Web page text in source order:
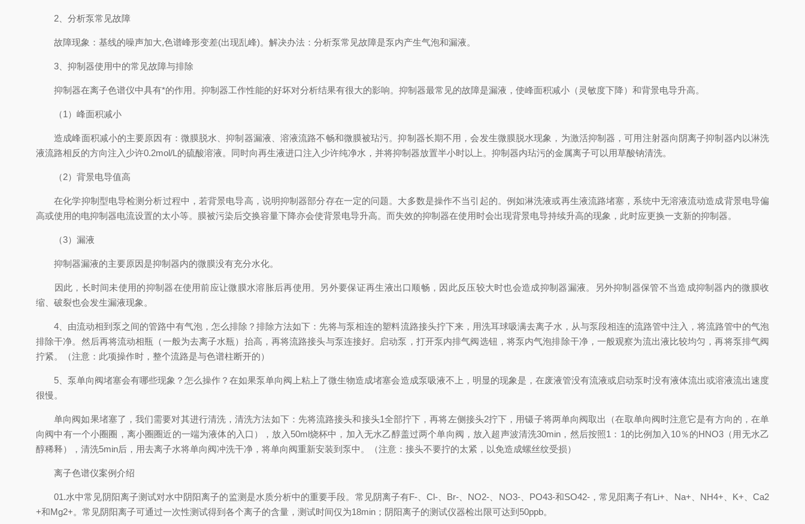
2、分析泵常见故障
故障现象：基线的噪声加大,色谱峰形变差(出现乱峰)。解决办法：分析泵常见故障是泵内产生气泡和漏液。
3、抑制器使用中的常见故障与排除
抑制器在离子色谱仪中具有*的作用。抑制器工作性能的好坏对分析结果有很大的影响。抑制器最常见的故障是漏液，使峰面积减小（灵敏度下降）和背景电导升高。
（1）峰面积减小
造成峰面积减小的主要原因有：微膜脱水、抑制器漏液、溶液流路不畅和微膜被玷污。抑制器长期不用，会发生微膜脱水现象，为激活抑制器，可用注射器向阴离子抑制器内以淋洗
液流路相反的方向注入少许0.2mol/L的硫酸溶液。同时向再生液进口注入少许纯净水，并将抑制器放置半小时以上。抑制器内玷污的金属离子可以用草酸钠清洗。
（2）背景电导值高
在化学抑制型电导检测分析过程中，若背景电导高，说明抑制器部分存在一定的问题。大多数是操作不当引起的。例如淋洗液或再生液流路堵塞，系统中无溶液流动造成背景电导偏
高或使用的电抑制器电流设置的太小等。膜被污染后交换容量下降亦会使背景电导升高。而失效的抑制器在使用时会出现背景电导持续升高的现象，此时应更换一支新的抑制器。
（3）漏液
抑制器漏液的主要原因是抑制器内的微膜没有充分水化。
因此，长时间未使用的抑制器在使用前应让微膜水溶胀后再使用。另外要保证再生液出口顺畅，因此反压较大时也会造成抑制器漏液。另外抑制器保管不当造成抑制器内的微膜收
缩、破裂也会发生漏液现象。
4、由流动相到泵之间的管路中有气泡，怎么排除？排除方法如下：先将与泵相连的塑料流路接头拧下来，用洗耳球吸满去离子水，从与泵段相连的流路管中注入，将流路管中的气泡
排除干净。然后再将流动相瓶（一般为去离子水瓶）抬高，再将流路接头与泵连接好。启动泵，打开泵内排气阀选钮，将泵内气泡排除干净，一般观察为流出液比较均匀，再将泵排气阀
拧紧。（注意：此项操作时，整个流路是与色谱柱断开的）
5、泵单向阀堵塞会有哪些现象？怎么操作？在如果泵单向阀上粘上了微生物造成堵塞会造成泵吸液不上，明显的现象是，在废液管没有流液或启动泵时没有液体流出或溶液流出速度
很慢。
单向阀如果堵塞了，我们需要对其进行清洗，清洗方法如下：先将流路接头和接头1全部拧下，再将左侧接头2拧下，用镊子将两单向阀取出（在取单向阀时注意它是有方向的，在单
向阀中有一个小圈圈，离小圈圈近的一端为液体的入口），放入50ml烧杯中，加入无水乙醇盖过两个单向阀，放入超声波清洗30min，然后按照1：1的比例加入10％的HNO3（用无水乙
醇稀释），清洗5min后，用去离子水将单向阀冲洗干净，将单向阀重新安装到泵中。（注意：接头不要拧的太紧，以免造成螺丝纹受损）
离子色谱仪案例介绍
01.水中常见阴阳离子测试对水中阴阳离子的监测是水质分析中的重要手段。常见阴离子有F-、Cl-、Br-、NO2-、NO3-、PO43-和SO42-，常见阳离子有Li+、Na+、NH4+、K+、Ca2
+和Mg2+。常见阴阳离子可通过一次性测试得到各个离子的含量，测试时间仅为18min；阴阳离子的测试仪器检出限可达到50ppb。